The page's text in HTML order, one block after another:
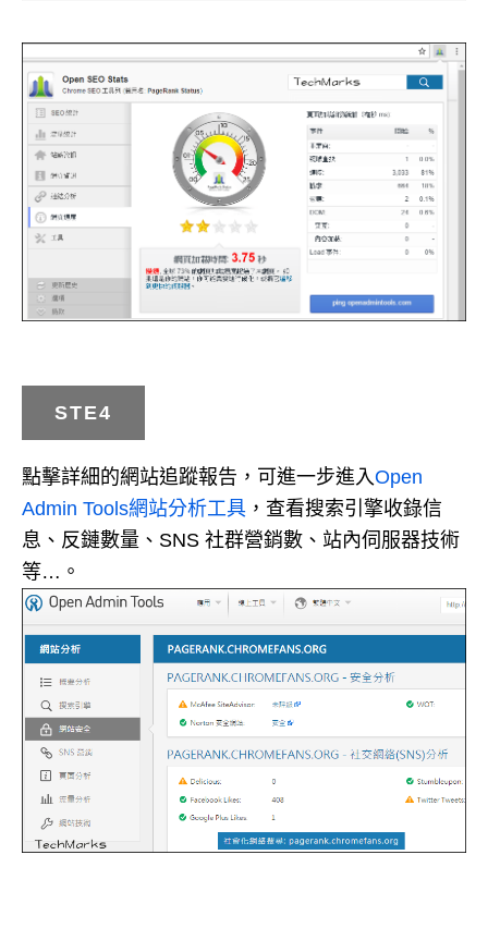
STE4
點擊詳細的網站追蹤報告，可進一步進入Open
Admin Tools網站分析工具 ，查看搜索引擎收錄信
息、反鏈數量、SNS 社群營銷數、站內伺服器技術
等…。